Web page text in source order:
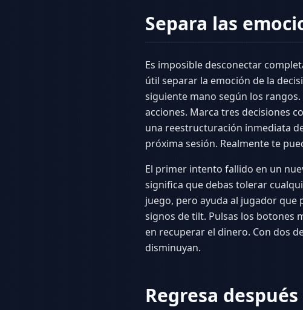
Separa las
Es imposible desconectar
útil separar la emoción de la
siguiente mano según los
acciones. Marca tres decisiones
una reestructuración inmediata
próxima sesión. Realmente te
El primer intento fallido en un
significa que debas tolerar
juego, pero ayuda al jugador que
signos de tilt. Pulsas los botones
en recuperar el dinero. Con dos
disminuyan.
Regresa